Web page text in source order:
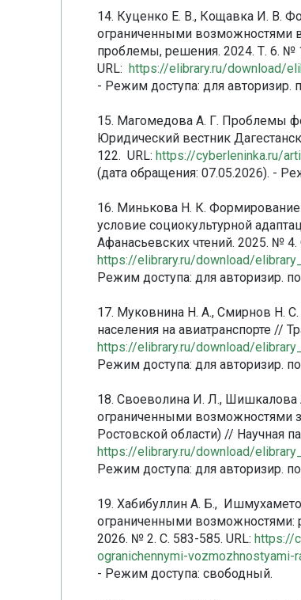
14. Куценко Е. В., Кощавка И. В.
ограниченными возможностями
проблемы, решения. 2024. Т. 6. №
URL: https://elibrary.ru/download/
- Режим доступа: для авторизир.
15. Магомедова А. Г. Проблемы
Юридический вестник
122. URL: https://cyberleninka.ru/
(дата обращения: 07.05.2026). -
16. Минькова Н. К.
условие социокультурной
Афанасьевских чтений. 2025. № 4.
https://elibrary.ru/download/
Режим доступа: для авторизир.
17. Муковнина Н. А., Смирнов Н.
населения на авиатранспорте //
https://elibrary.ru/download/
Режим доступа: для авторизир.
18. Своеволина И. Л., Шишкалова
ограниченными возможностями
Ростовской области) // Научная
https://elibrary.ru/download/
Режим доступа: для авторизир.
19. Хабибуллин А. Б.,
ограниченными возможностями:
2026. № 2. С. 583-585. URL: https://
ogranichennymi-
- Режим доступа: свободный.